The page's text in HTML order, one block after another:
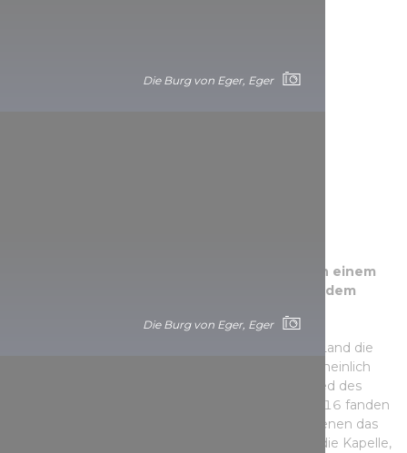
Die Burg von Eger, Eger
Die Burg von Eger, Eger
Im östlichsten Teil des Zemplén-Gebirges, an einem
der sieben Naturwunder Ungarns, steht seit dem
Die Burg Füzér ist eine der wenigen Burgen im Land die
einmal im Privatbesitz war und sie wurde wahrscheinlich
bereits vor der Tatareninvasion von einem Mitglied des
Aba-Geschlechts erbaut. Zwischen 2014 und 2016 fanden
umfangreiche Renovierungsarbeiten statt, bei denen das
sogenannte untere Burggebäude errichtet und die Kapelle,